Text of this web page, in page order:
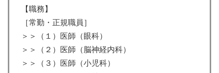
【職務】
［常勤・正規職員］
＞＞（１）医師（眼科）
＞＞（２）医師（脳神経内科）
＞＞（３）医師（小児科）